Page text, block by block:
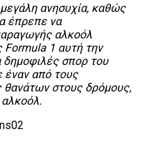
ανησυχία, καθώς
έπρεπε να
αλκοόλ
Formula 1 αυτή την
δημοφιλές σπορ του
έναν από τους
θανάτων στους δρόμους,